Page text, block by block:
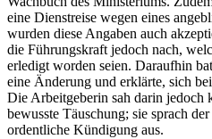
eine Dienstreise wegen eines
wurden diese Angaben auch
die Führungskraft jedoch nach,
erledigt worden seien. Daraufhin
eine Änderung und erklärte, sich
Die Arbeitgeberin sah darin jedoch
bewusste Täuschung; sie sprach
ordentliche Kündigung aus.